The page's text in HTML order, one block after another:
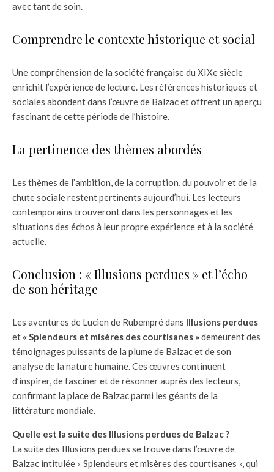
avec tant de soin.
Comprendre le contexte historique et social
Une compréhension de la société française du XIXe siècle
enrichit l’expérience de lecture. Les références historiques et
sociales abondent dans l’œuvre de Balzac et offrent un aperçu
fascinant de cette période de l’histoire.
La pertinence des thèmes abordés
Les thèmes de l’ambition, de la corruption, du pouvoir et de la
chute sociale restent pertinents aujourd’hui. Les lecteurs
contemporains trouveront dans les personnages et les
situations des échos à leur propre expérience et à la société
actuelle.
Conclusion : « Illusions perdues » et l’écho
de son héritage
Les aventures de Lucien de Rubempré dans Illusions perdues
et « Splendeurs et misères des courtisanes »demeurent des
témoignages puissants de la plume de Balzac et de son
analyse de la nature humaine. Ces œuvres continuent
d’inspirer, de fasciner et de résonner auprès des lecteurs,
confirmant la place de Balzac parmi les géants de la
littérature mondiale.
Quelle est la suite des Illusions perdues de Balzac ?
La suite des Illusions perdues se trouve dans l’œuvre de
Balzac intitulée « Splendeurs et misères des courtisanes », qui